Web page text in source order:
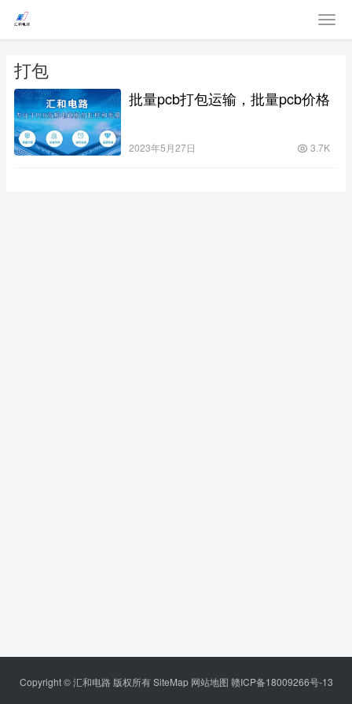
打包
批量pcb打包运输，批量pcb价格
2023年5月27日 3.7K
Copyright © 汇和电路 版权所有SiteMap 网站地图 赣ICP备18009266号-13